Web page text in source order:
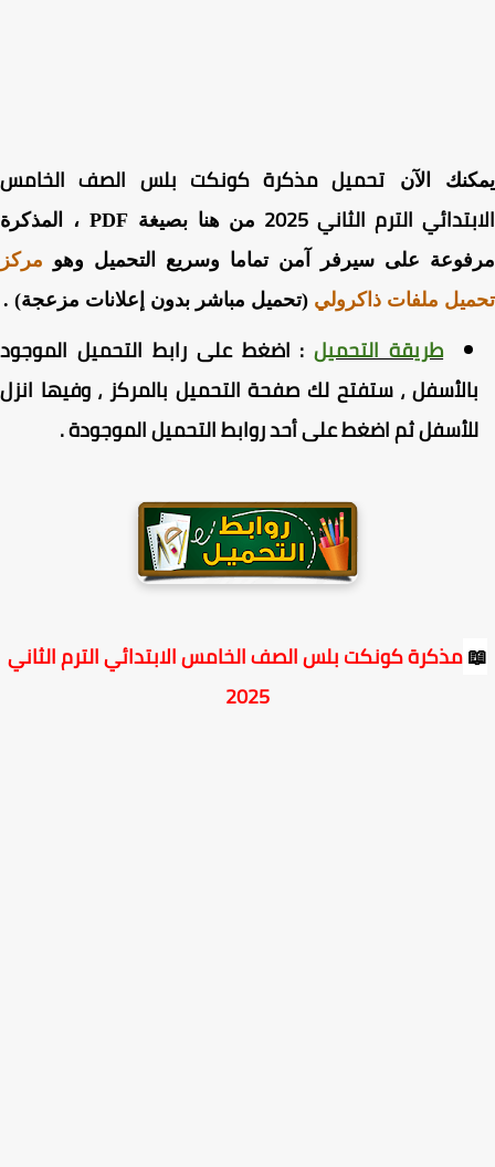
الآنتحميل مذكرة كونكت بلس الصف الخامس
الترم الثاني 2025
من هنا بصيغة PDF ، المذكرة
على سيرفر آمن تماما وسريع التحميل وهومركز
ملفات ذاكرولي(تحميل مباشر بدون إعلانات مزعجة) .
طريقة التحميل: اضغطعلى رابط التحميل الموجود
، ستفتح لك صفحة التحميل بالمركز ، وفيها انزل
ثم اضغط على أحد روابط التحميل الموجودة.
مذكرة كونكت بلس الصف الخامس الابتدائي الترم الثاني
2025